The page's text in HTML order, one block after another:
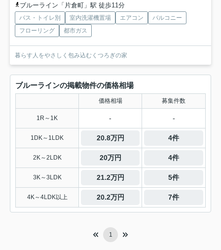
ブルーライン「片倉町」駅 徒歩11分
バス・トイレ別 室内洗濯機置場 エアコン
バルコニー
フローリング
都市ガス
暮らす人をやさしく包み込むくつろぎの家
ブルーラインの掲載物件の価格相場
価格相場 募集件数
1R～1K - -
1DK～1LDK 20.8万円 4件
2K～2LDK 20万円 4件
3K～3LDK 21.2万円 5件
4K～4LDK以上 20.2万円 7件
1